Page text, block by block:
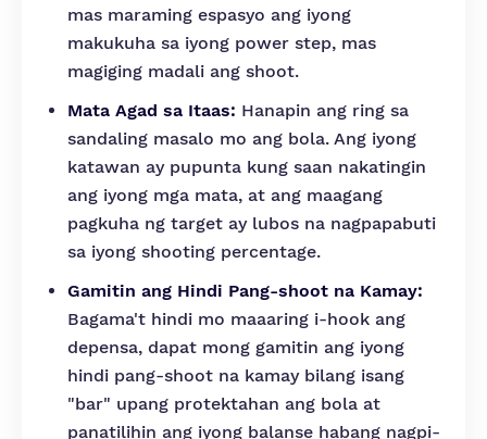
mas maraming espasyo ang iyong
makukuha sa iyong power step, mas
magiging madali ang shoot.
Mata Agad sa Itaas: Hanapin ang ring sa
sandaling masalo mo ang bola. Ang iyong
katawan ay pupunta kung saan nakatingin
ang iyong mga mata, at ang maagang
pagkuha ng target ay lubos na nagpapabuti
sa iyong shooting percentage.
Gamitin ang Hindi Pang-shoot na Kamay:
Bagama't hindi mo maaaring i-hook ang
depensa, dapat mong gamitin ang iyong
hindi pang-shoot na kamay bilang isang
"bar" upang protektahan ang bola at
panatilihin ang iyong balanse habang nagpi-